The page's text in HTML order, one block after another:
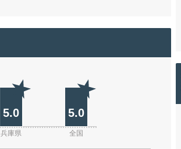
5.0 5.0
兵庫県 全国